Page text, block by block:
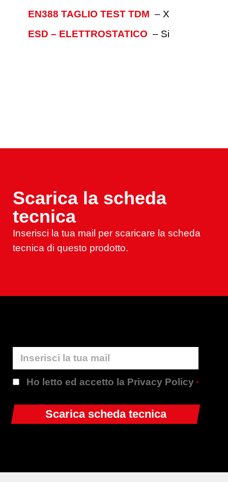
EN388 TAGLIO TEST TDM – X
ESD – ELETTROSTATICO – Si
Scarica la scheda
tecnica
Inserisci la tua mail per scaricare la scheda
tecnica di questo prodotto.
Ho letto ed accetto la Privacy Policy*